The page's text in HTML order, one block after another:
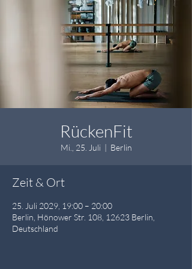
RückenFit
Mi., 25. Juli
  |
Berlin
Zeit & Ort
25. Juli 2029, 19:00 – 20:00
Berlin, Hönower Str. 108, 12623 Berlin,
Deutschland